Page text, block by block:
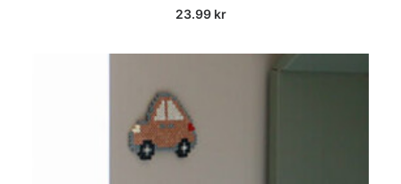
23.99 kr